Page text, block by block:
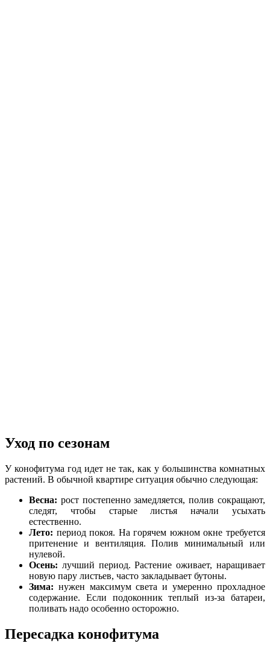
Уход по сезонам
У конофитума год идет не так, как у большинства комнатных
растений. В обычной квартире ситуация обычно следующая:
Весна: рост постепенно замедляется, полив сокращают,
следят, чтобы старые листья начали усыхать
естественно.
Лето: период покоя. На горячем южном окне требуется
притенение и вентиляция. Полив минимальный или
нулевой.
Осень: лучший период. Растение оживает, наращивает
новую пару листьев, часто закладывает бутоны.
Зима: нужен максимум света и умеренно прохладное
содержание. Если подоконник теплый из-за батареи,
поливать надо особенно осторожно.
Пересадка конофитума